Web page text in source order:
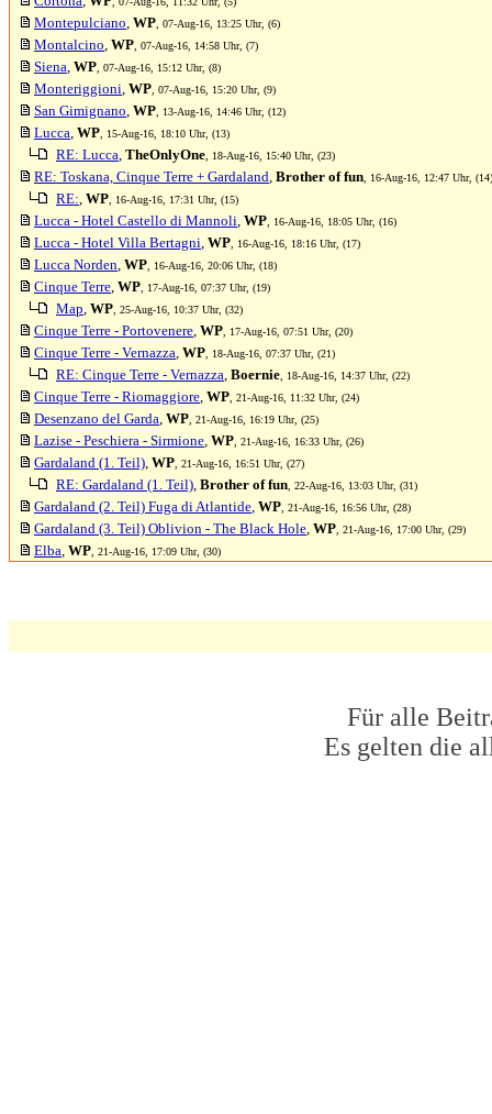
Montepulciano, WP , 07-Aug-16, 13:25 Uhr, (6)
Montalcino, WP , 07-Aug-16, 14:58 Uhr, (7)
Siena, WP , 07-Aug-16, 15:12 Uhr, (8)
Monteriggioni, WP , 07-Aug-16, 15:20 Uhr, (9)
San Gimignano, WP , 13-Aug-16, 14:46 Uhr, (12)
Lucca, WP , 15-Aug-16, 18:10 Uhr, (13)
RE: Lucca, TheOnlyOne , 18-Aug-16, 15:40 Uhr, (23)
RE: Toskana, Cinque Terre + Gardaland, Brother of fun , 16-Aug-16, 12:47 Uhr, (14)
RE:, WP , 16-Aug-16, 17:31 Uhr, (15)
Lucca - Hotel Castello di Mannoli, WP , 16-Aug-16, 18:05 Uhr, (16)
Lucca - Hotel Villa Bertagni, WP , 16-Aug-16, 18:16 Uhr, (17)
Lucca Norden, WP , 16-Aug-16, 20:06 Uhr, (18)
Cinque Terre, WP , 17-Aug-16, 07:37 Uhr, (19)
Map, WP , 25-Aug-16, 10:37 Uhr, (32)
Cinque Terre - Portovenere, WP , 17-Aug-16, 07:51 Uhr, (20)
Cinque Terre - Vernazza, WP , 18-Aug-16, 07:37 Uhr, (21)
RE: Cinque Terre - Vernazza, Boernie , 18-Aug-16, 14:37 Uhr, (22)
Cinque Terre - Riomaggiore, WP , 21-Aug-16, 11:32 Uhr, (24)
Desenzano del Garda, WP , 21-Aug-16, 16:19 Uhr, (25)
Lazise - Peschiera - Sirmione, WP , 21-Aug-16, 16:33 Uhr, (26)
Gardaland (1. Teil), WP , 21-Aug-16, 16:51 Uhr, (27)
RE: Gardaland (1. Teil), Brother of fun , 22-Aug-16, 13:03 Uhr, (31)
Gardaland (2. Teil) Fuga di Atlantide, WP , 21-Aug-16, 16:56 Uhr, (28)
Gardaland (3. Teil) Oblivion - The Black Hole, WP , 21-Aug-16, 17:00 Uhr, (29)
Elba, WP , 21-Aug-16, 17:09 Uhr, (30)
Für alle
Es gelten die